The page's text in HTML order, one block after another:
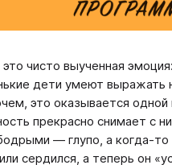
чисто выученная
дети умеют выражать
это оказывается
прекрасно снимает с
— глупо, а когда-то
сердился, а теперь он